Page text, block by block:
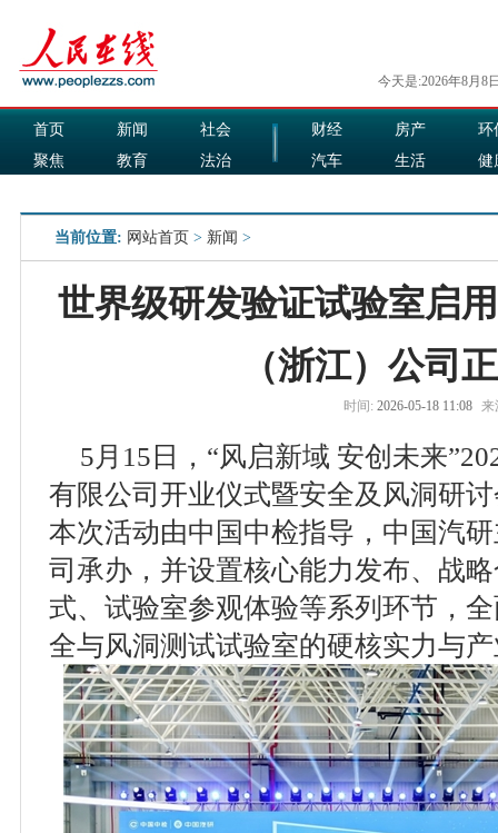
今天是:2026年8月8
首页 新闻
社会
聚焦
教育
法治
财经 房产
环
汽车
生活
健
当前位置: 网站首页 > 新闻 >
世界级研发验证试验室启
（浙江）公司
时间: 2026-05-18 11:08 来
5月15日，“风启新域 安创未来
有限公司开业仪式暨安全及风洞研
本次活动由中国中检指导，中国汽
司承办，并设置核心能力发布、战
式、试验室参观体验等系列环节，
全与风洞测试试验室的硬核实力与